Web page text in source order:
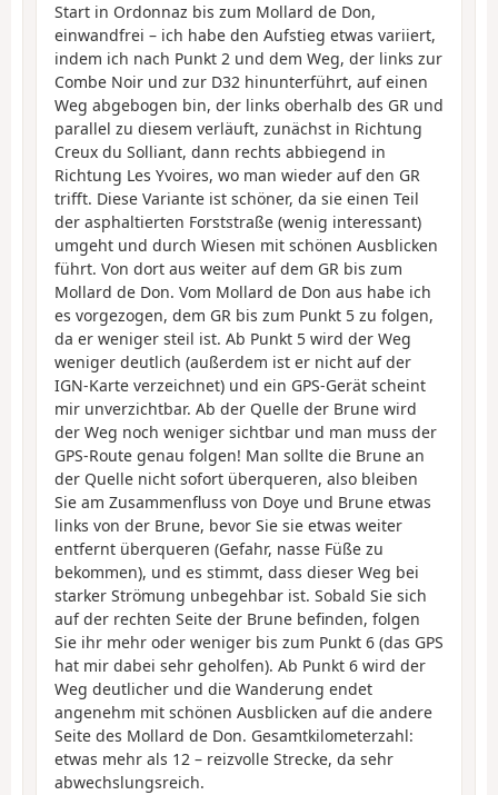
Start in Ordonnaz bis zum Mollard de Don,
einwandfrei – ich habe den Aufstieg etwas variiert,
indem ich nach Punkt 2 und dem Weg, der links zur
Combe Noir und zur D32 hinunterführt, auf einen
Weg abgebogen bin, der links oberhalb des GR und
parallel zu diesem verläuft, zunächst in Richtung
Creux du Solliant, dann rechts abbiegend in
Richtung Les Yvoires, wo man wieder auf den GR
trifft. Diese Variante ist schöner, da sie einen Teil
der asphaltierten Forststraße (wenig interessant)
umgeht und durch Wiesen mit schönen Ausblicken
führt. Von dort aus weiter auf dem GR bis zum
Mollard de Don. Vom Mollard de Don aus habe ich
es vorgezogen, dem GR bis zum Punkt 5 zu folgen,
da er weniger steil ist. Ab Punkt 5 wird der Weg
weniger deutlich (außerdem ist er nicht auf der
IGN-Karte verzeichnet) und ein GPS-Gerät scheint
mir unverzichtbar. Ab der Quelle der Brune wird
der Weg noch weniger sichtbar und man muss der
GPS-Route genau folgen! Man sollte die Brune an
der Quelle nicht sofort überqueren, also bleiben
Sie am Zusammenfluss von Doye und Brune etwas
links von der Brune, bevor Sie sie etwas weiter
entfernt überqueren (Gefahr, nasse Füße zu
bekommen), und es stimmt, dass dieser Weg bei
starker Strömung unbegehbar ist. Sobald Sie sich
auf der rechten Seite der Brune befinden, folgen
Sie ihr mehr oder weniger bis zum Punkt 6 (das GPS
hat mir dabei sehr geholfen). Ab Punkt 6 wird der
Weg deutlicher und die Wanderung endet
angenehm mit schönen Ausblicken auf die andere
Seite des Mollard de Don. Gesamtkilometerzahl:
etwas mehr als 12 – reizvolle Strecke, da sehr
abwechslungsreich.